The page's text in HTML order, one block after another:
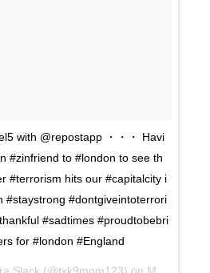
with @repostapp ・・・ Havi
#zinfriend to #london to see th
#terrorism hits our #capitalcity i
#staystrong #dontgiveintoterrori
#sadtimes #proudtobebri
for #london #England
Slack (@txk9mom123) on Mar 22, 2017 at 9:25am PDT